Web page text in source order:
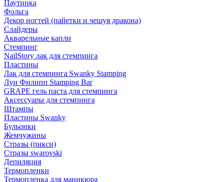
Паутинка
Фольга
Декор ногтей (пайетки и чешуя дракона)
Слайдеры
Акварельные капли
Стемпинг
NailStory лак для стемпинга
Пластины
Лак для стемпинга Swanky Stamping
Луи Филипп Stamping Bar
GRAPE гель паста для стемпинга
Аксессуары для стемпинга
Штампы
Пластины Swanky
Бульонки
Жемчужины
Стразы (пикси)
Cтразы swarovski
Депиляция
Термопленки
Термопленка для маникюра